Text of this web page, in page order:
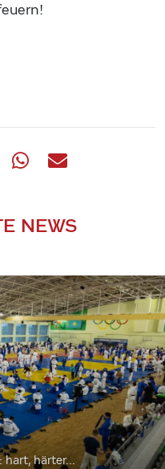
NEWS
hart, härter...